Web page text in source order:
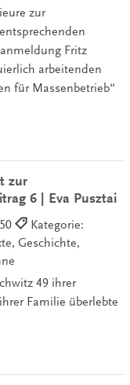
zur
Fritz
arbeitenden
für Massenbetrieb“
zur
6 | Eva Pusztai
Kategorie:
Geschichte,
49 ihrer
Familie überlebte